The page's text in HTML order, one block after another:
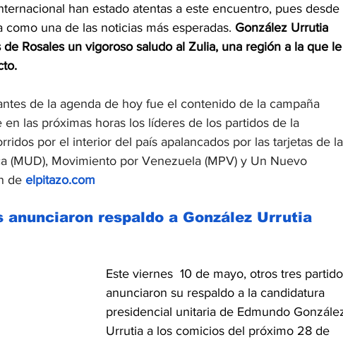
han estado atentas a este encuentro, pues desde
una de las noticias más esperadas. González Urrutia
Rosales un vigoroso saludo al Zulia, una región a la que
de la agenda de hoy fue el contenido de la campaña
las próximas horas los líderes de los partidos de la
por el interior del país apalancados por las tarjetas de
(MUD), Movimiento por Venezuela (MPV) y Un Nuevo
de elpitazo.com
anunciaron respaldo a González Urrutia
Este viernes  10 de mayo, otros tres
anunciaron su respaldo a la candidatura
presidencial unitaria de Edmundo
Urrutia a los comicios del próximo 28 de